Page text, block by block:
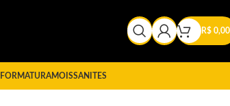
R$ 0,00
FORMATURAMOISSANITES